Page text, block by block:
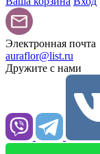
Электронная почта
auraflor@list.ru
Дружите с нами